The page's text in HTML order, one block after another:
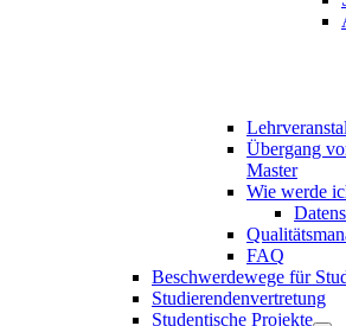
Übergang
Master
Wie werde
FAQ
Beschwerdewege für
Studierendenvertretung
Studentische Projekte